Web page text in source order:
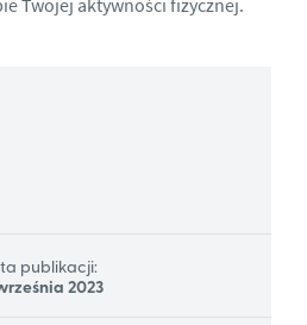
Twojej aktywności fizycznej.
publikacji:
2023